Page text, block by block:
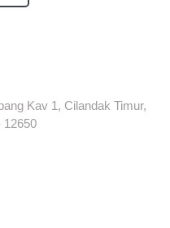
Kav 1, Cilandak Timur,
12650